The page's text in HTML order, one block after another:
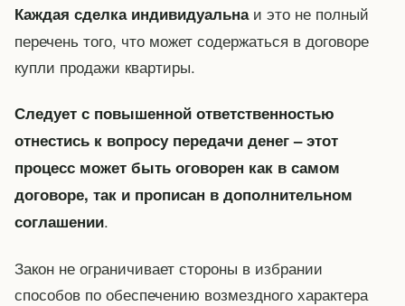
Каждая сделка индивидуальна и это не полный
перечень того, что может содержаться в договоре
купли продажи квартиры.
Следует с повышенной ответственностью
отнестись к вопросу передачи денег – этот
процесс может быть оговорен как в самом
договоре, так и прописан в дополнительном
соглашении.
Закон не ограничивает стороны в избрании
способов по обеспечению возмездного характера